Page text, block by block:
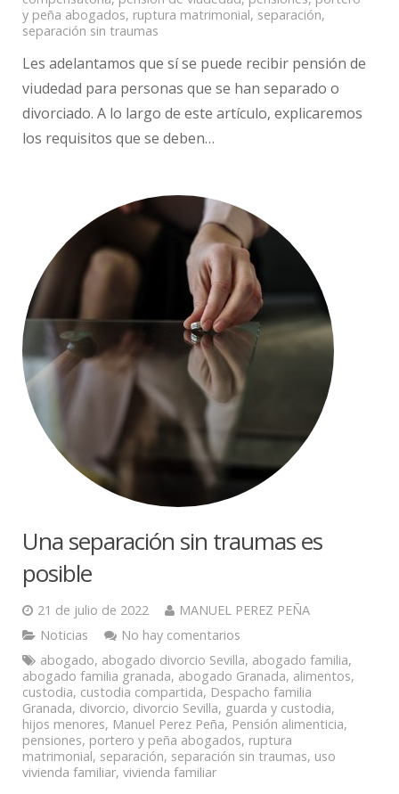
y peña abogados, ruptura matrimonial, separación,
separación sin traumas
Les adelantamos que sí se puede recibir pensión de
viudedad para personas que se han separado o
divorciado. A lo largo de este artículo, explicaremos
los requisitos que se deben…
Una separación sin traumas es
posible
21 de julio de 2022
MANUEL PEREZ PEÑA
Noticias
No hay comentarios
abogado, abogado divorcio Sevilla, abogado familia,
abogado familia granada, abogado Granada, alimentos,
custodia, custodia compartida, Despacho familia
Granada, divorcio, divorcio Sevilla, guarda y custodia,
hijos menores, Manuel Perez Peña, Pensión alimenticia,
pensiones, portero y peña abogados, ruptura
matrimonial, separación, separación sin traumas, uso
vivienda familiar, vivienda familiar